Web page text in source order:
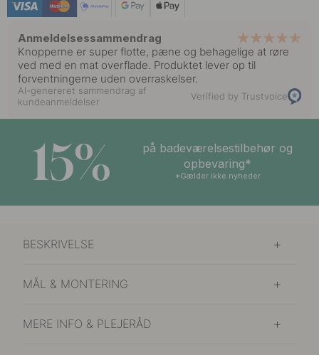
Rustfrit Stål
Anmeldelsessammendrag
Knopperne er super flotte, pæne og behagelige at røre
ved med en mat overflade. Produktet lever op til
forventningerne uden overraskelser.
AI-genereret sammendrag af
kundeanmeldelser
Verified by Trustvoice
15%
på badeværelsestilbehør og
opbevaring*
*Gælder ikke nyheder
BESKRIVELSE
MÅL & MONTERING
MERE INFO & PLEJERÅD